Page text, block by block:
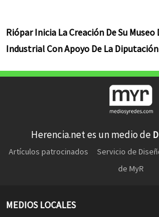
Riópar Inicia La Creación De Su
Industrial Con Apoyo De La
Herencia.net es un medio de
Artículos patrocinados Servicio de
de MyR
MEDIOS LOCALES